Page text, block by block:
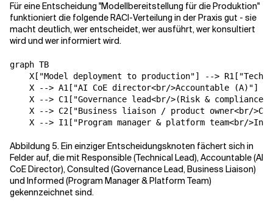
Für eine Entscheidung "Modellbereitstellung für die Produktion"
funktioniert die folgende RACI-Verteilung in der Praxis gut - sie
macht deutlich, wer entscheidet, wer ausführt, wer konsultiert
wird und wer informiert wird.
graph TB
X["Model deployment to production"] -->
    X --> A1["AI CoE director<br/>Accountable (A)"]
X --> C1["Governance lead<br/>(Risk &
X --> C2["Business liaison / product owner<br/
Abbildung 5. Ein einziger Entscheidungsknoten fächert sich in
Felder auf, die mit Responsible (Technical Lead), Accountable (AI
CoE Director), Consulted (Governance Lead, Business Liaison)
und Informed (Program Manager & Platform Team)
gekennzeichnet sind.